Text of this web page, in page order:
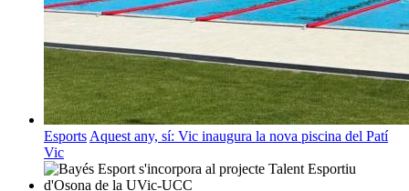
Esports Aquest any, sí: Vic inaugura la nova piscina del Patí
Vic